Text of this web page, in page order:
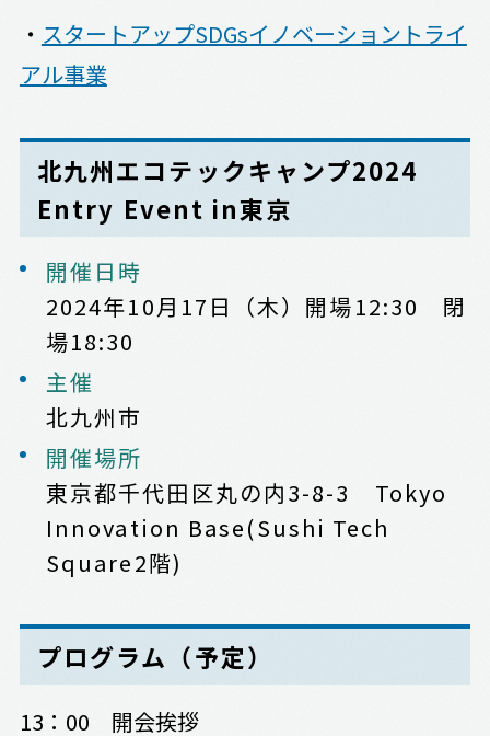
・ スタートアップSDGsイノベーショントライ
アル事業
北九州エコテックキャンプ2024
Entry Event in東京
開催日時
2024年10月17日（木）開場12:30 閉
場18:30
主催
北九州市
開催場所
東京都千代田区丸の内3-8-3 Tokyo
Innovation Base(Sushi Tech
Square2階)
プログラム（予定）
13：00 開会挨拶